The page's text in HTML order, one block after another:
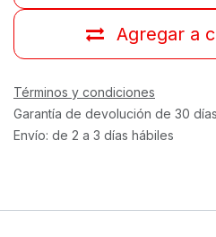
Agregar a
Términos y condiciones
Garantía de devolución de 30
Envío: de 2 a 3 días hábiles